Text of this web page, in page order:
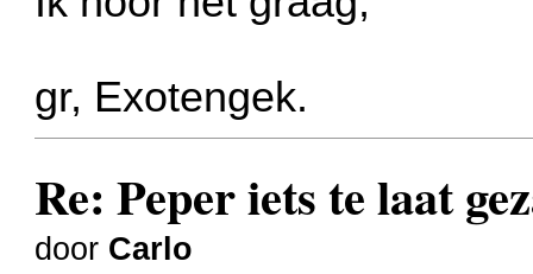
gr, Exotengek.
Re: Peper iets te laat
door Carlo